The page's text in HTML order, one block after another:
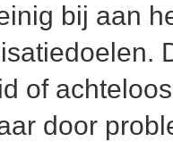
bij aan
of
door